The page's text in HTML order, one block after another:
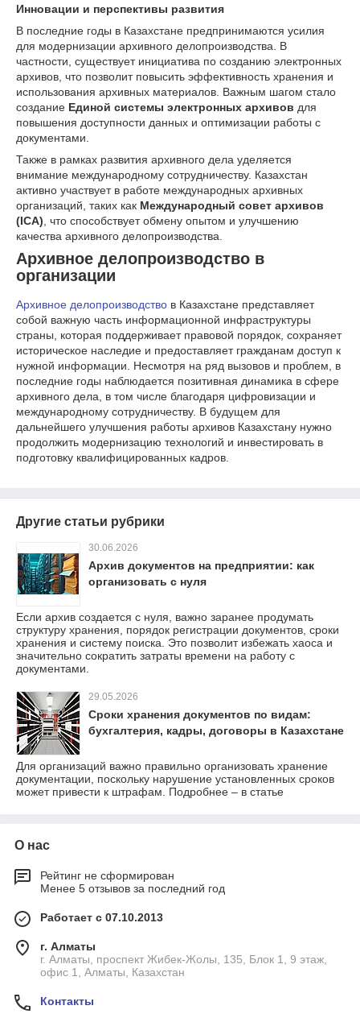
Инновации и перспективы развития
В последние годы в Казахстане предпринимаются усилия
для модернизации архивного делопроизводства. В
частности, существует инициатива по созданию электронных
архивов, что позволит повысить эффективность хранения и
использования архивных материалов. Важным шагом стало
создание Единой системы электронных архивов для
повышения доступности данных и оптимизации работы с
документами.
Также в рамках развития архивного дела уделяется
внимание международному сотрудничеству. Казахстан
активно участвует в работе международных архивных
организаций, таких как Международный совет архивов
(ICA) , что способствует обмену опытом и улучшению
качества архивного делопроизводства.
Архивное делопроизводство в
организации
Архивное делопроизводство в Казахстане представляет
собой важную часть информационной инфраструктуры
страны, которая поддерживает правовой порядок, сохраняет
историческое наследие и предоставляет гражданам доступ к
нужной информации. Несмотря на ряд вызовов и проблем, в
последние годы наблюдается позитивная динамика в сфере
архивного дела, в том числе благодаря цифровизации и
международному сотрудничеству. В будущем для
дальнейшего улучшения работы архивов Казахстану нужно
продолжить модернизацию технологий и инвестировать в
подготовку квалифицированных кадров.
Другие статьи рубрики
30.06.2026
Архив документов на предприятии: как
организовать с нуля
Если архив создается с нуля, важно заранее продумать
структуру хранения, порядок регистрации документов, сроки
хранения и систему поиска. Это позволит избежать хаоса и
значительно сократить затраты времени на работу с
документами.
29.05.2026
Сроки хранения документов по видам:
бухгалтерия, кадры, договоры в Казахстане
Для организаций важно правильно организовать хранение
документации, поскольку нарушение установленных сроков
может привести к штрафам. Подробнее – в статье
О нас
Рейтинг не сформирован
Менее 5 отзывов за последний год
Работает с 07.10.2013
г. Алматы
г. Алматы, проспект Жибек-Жолы, 135, Блок 1, 9 этаж,
офис 1, Алматы, Казахстан
Контакты